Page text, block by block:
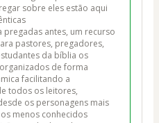
sobre eles estão aqui
pregadas antes, um recurso
pastores, pregadores,
da bíblia os
de forma
facilitando a
todos os leitores,
os personagens mais
menos conhecidos